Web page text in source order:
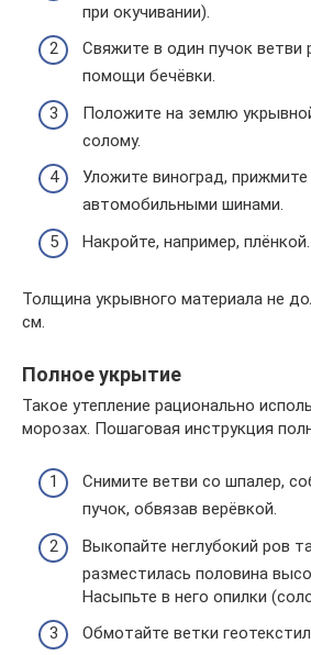
при окучивании).
Свяжите в один пучок ветви
помощи бечёвки.
Положите на землю
солому.
Уложите виноград,
автомобильными шинами.
Накройте, например, плёнкой.
Толщина укрывного материала не
см.
Полное укрытие
Такое утепление рационально
морозах. Пошаговая инструкция
Снимите ветви со шпалер,
пучок, обвязав верёвкой.
Выкопайте неглубокий ров
разместилась половина
Насыпьте в него опилки
Обмотайте ветки